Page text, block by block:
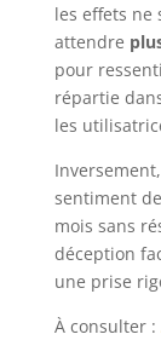
les effets ne
attendre
pour
répartie
les
sentiment de
mois sans
déception
une prise
À consulter :